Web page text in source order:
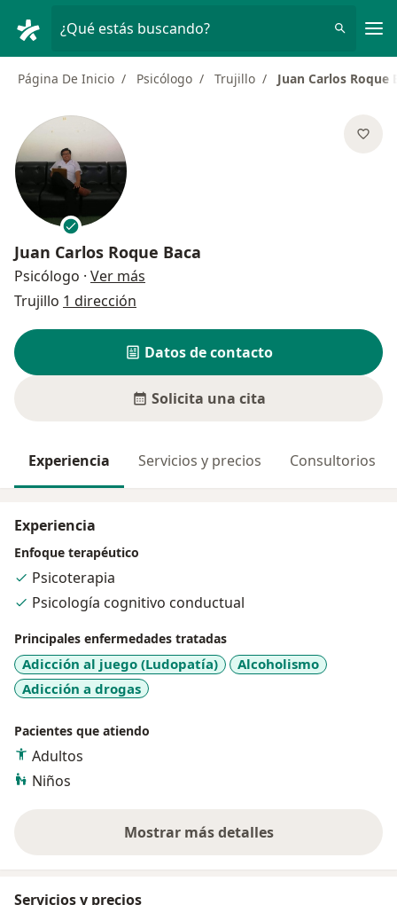
¿Qué estás buscando?
Página De Inicio Psicólogo Trujillo Juan Carlos Roque
Juan Carlos Roque Baca
Psicólogo · Ver más
Trujillo 1 dirección
Datos de contacto
Solicita una cita
Experiencia Servicios y precios Consultorios
Experiencia
Enfoque terapéutico
Psicoterapia
Psicología cognitivo conductual
Principales enfermedades tratadas
Adicción al juego (Ludopatía)
Alcoholismo
Adicción a drogas
Pacientes que atiendo
Adultos
Niños
Mostrar más detalles
sobre la experiencia
Servicios y precios